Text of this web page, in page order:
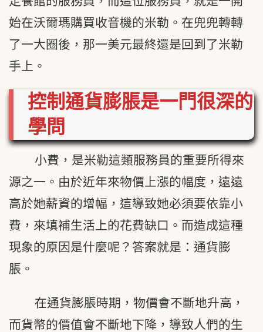
始在沃爾瑪購買收音機的米勒。在兜兜轉轉
了一大圈後，那一美元最終還是回到了米勒
手上。
控制通貨膨脹是一門很深的
學問
小費，是米勒這類服務員的重要所得來
源之一。由於近年來物價上漲的幅度，遠遠
高於她薪資的增幅，這導致她必須要依靠小
費，來填補生活上的花費缺口。而造成這種
現象的原因是什麼呢？答案就是：通貨膨
脹。
在通貨膨脹時期，物價會不斷地升高，
而貨幣的價值會不斷地下降，導致人們的生